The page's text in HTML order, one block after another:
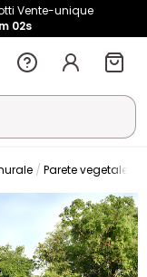
Vente-unique
01s
Parete vegetale